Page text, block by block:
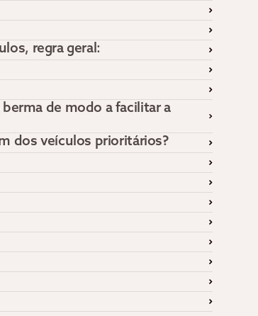
regra geral:
de modo a facilitar a
dos veículos prioritários?